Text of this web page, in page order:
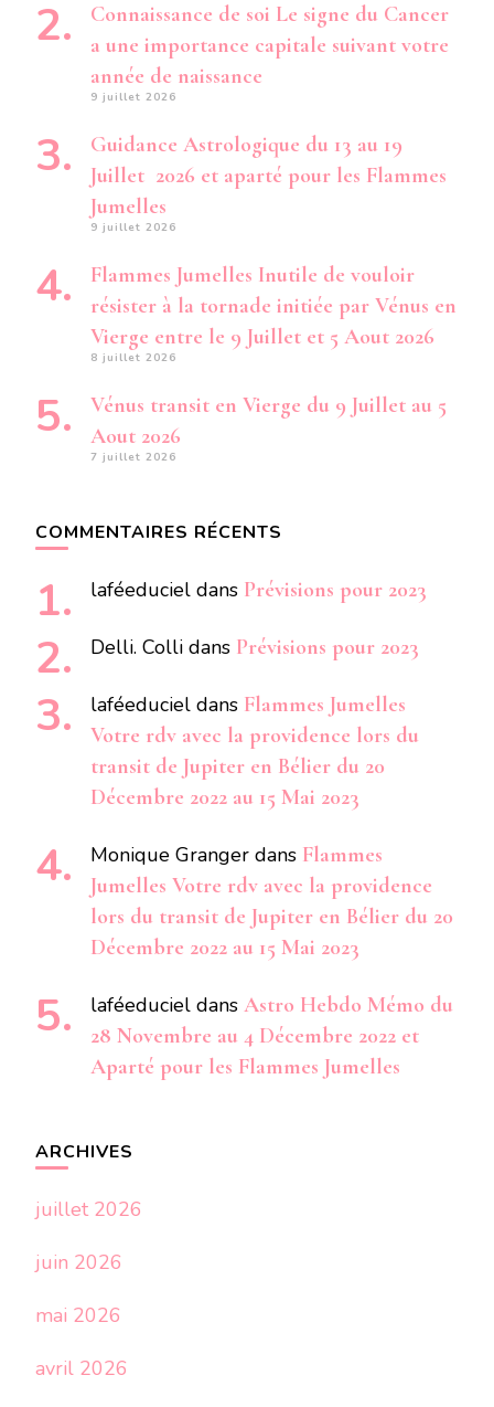
Connaissance de soi Le signe du Cancer
a une importance capitale suivant votre
année de naissance
9 juillet 2026
Guidance Astrologique du 13 au 19
Juillet 2026 et aparté pour les Flammes
Jumelles
9 juillet 2026
Flammes Jumelles Inutile de vouloir
résister à la tornade initiée par Vénus en
Vierge entre le 9 Juillet et 5 Aout 2026
8 juillet 2026
Vénus transit en Vierge du 9 Juillet au 5
Aout 2026
7 juillet 2026
COMMENTAIRES RÉCENTS
laféeduciel dans Prévisions pour 2023
Delli. Colli dans Prévisions pour 2023
laféeduciel dans Flammes Jumelles
Votre rdv avec la providence lors du
transit de Jupiter en Bélier du 20
Décembre 2022 au 15 Mai 2023
Monique Granger dans Flammes
Jumelles Votre rdv avec la providence
lors du transit de Jupiter en Bélier du 20
Décembre 2022 au 15 Mai 2023
laféeduciel dans Astro Hebdo Mémo du
28 Novembre au 4 Décembre 2022 et
Aparté pour les Flammes Jumelles
ARCHIVES
juillet 2026
juin 2026
mai 2026
avril 2026